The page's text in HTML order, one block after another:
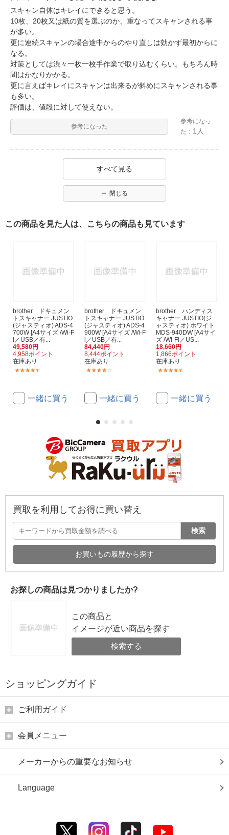
スキャン自体はキレイにできると思う。
10枚、20枚又は紙の質を選ぶのか、重なってスキャンされる事
が多い。
更に連続スキャンの場合途中からのやり直しは効かず最初からに
なる。
対策としては渋々一枚一枚手作業で取り込むくらい。もちろん時
間はかなりかかる。
更に言えばキレイにスキャンは出来るが斜めにスキャンされる事
も多い。
評価は、値段に対して使えない。
参考になった
参考になっ
た： 1人
すべて見る
閉じる
この商品を見た人は、こちらの商品も見ています
brother ドキュメン
トスキャナー JUSTIO
(ジャスティオ) ADS-4
700W [A4サイズ /Wi-F
i／USB／有...
49,580円
4,958ポイント
在庫あり
一緒に買う
brother ドキュメン
トスキャナー JUSTIO
(ジャスティオ) ADS-4
900W [A4サイズ /Wi-F
i／USB／有...
84,440円
8,444ポイント
在庫あり
一緒に買う
brother ハンディス
キャナー JUSTIO(ジ
ャスティオ) ホワイト
MDS-940DW [A4サイ
ズ /Wi-Fi／US...
18,660円
1,866ポイント
在庫あり
一緒に買う
買取を利用してお得に買い替え
検索
お買いもの履歴から探す
お探しの商品は見つかりましたか?
この商品と
イメージが近い商品を探す
検索する
ショッピングガイド
ご利用ガイド
会員メニュー
メーカーからの重要なお知らせ
Language